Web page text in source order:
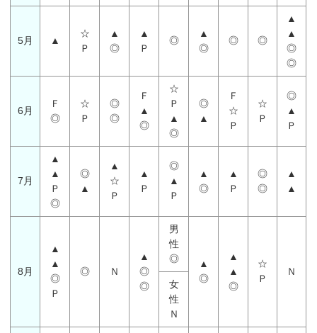
5月 ▲
☆
Ｐ
▲
◎
▲
Ｐ
◎
▲
◎
◎ ◎
▲
▲
◎
◎
6月
Ｆ
◎
☆
Ｐ
◎
◎
Ｆ
▲
◎
☆
Ｐ
▲
◎
◎
▲
Ｆ
☆
Ｐ
☆
Ｐ
◎
▲
Ｐ
7月
▲
▲
Ｐ
◎
◎
▲
▲
☆
Ｐ
▲
Ｐ
◎
▲
Ｐ
▲
◎
▲
Ｐ
◎
◎
▲
▲
8月
▲
▲
◎
Ｐ
◎ Ｎ
▲
◎
◎
男
性
◎
▲
◎
▲
▲
◎
☆
Ｐ
Ｎ
女
性
Ｎ